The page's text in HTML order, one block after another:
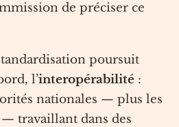
de préciser ce
poursuit
l’interopérabilité :
nationales — plus les
travaillant dans des